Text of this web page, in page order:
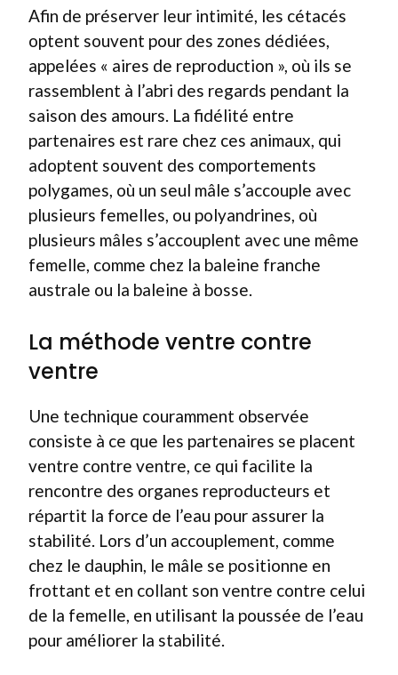
Afin de préserver leur intimité, les cétacés
optent souvent pour des zones dédiées,
appelées « aires de reproduction », où ils se
rassemblent à l’abri des regards pendant la
saison des amours. La fidélité entre
partenaires est rare chez ces animaux, qui
adoptent souvent des comportements
polygames, où un seul mâle s’accouple avec
plusieurs femelles, ou polyandrines, où
plusieurs mâles s’accouplent avec une même
femelle, comme chez la baleine franche
australe ou la baleine à bosse.
La méthode ventre contre
ventre
Une technique couramment observée
consiste à ce que les partenaires se placent
ventre contre ventre, ce qui facilite la
rencontre des organes reproducteurs et
répartit la force de l’eau pour assurer la
stabilité. Lors d’un accouplement, comme
chez le dauphin, le mâle se positionne en
frottant et en collant son ventre contre celui
de la femelle, en utilisant la poussée de l’eau
pour améliorer la stabilité.